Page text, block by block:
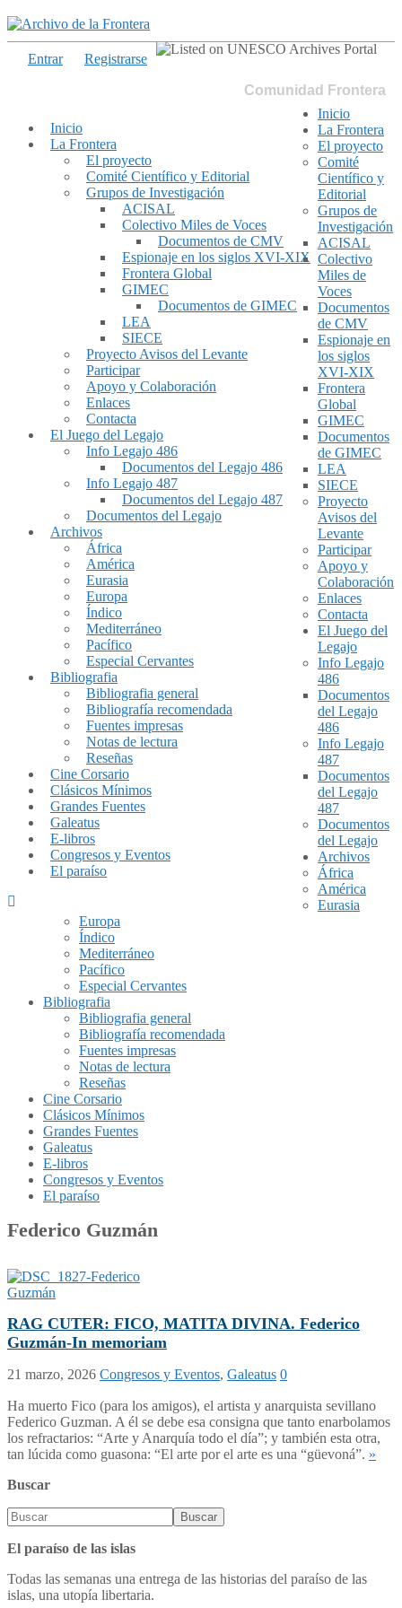
Comunidad Frontera
Inicio
La Frontera
El proyecto
Comité Científico y Editorial
Grupos de Investigación
ACISAL
Colectivo Miles de Voces
Documentos de CMV
Espionaje en los siglos XVI-XIX
Frontera Global
GIMEC
Documentos de GIMEC
LEA
SIECE
Proyecto Avisos del Levante
Participar
Apoyo y Colaboración
Enlaces
Contacta
El Juego del Legajo
Info Legajo 486
Documentos del Legajo 486
Info Legajo 487
Documentos del Legajo 487
Documentos del Legajo
Archivos
África
América
Eurasia
Europa
Índico
Mediterráneo
Pacífico
Especial Cervantes
Bibliografia
Bibliografia general
Bibliografía recomendada
Fuentes impresas
Notas de lectura
Reseñas
Cine Corsario
Clásicos Mínimos
Grandes Fuentes
Galeatus
E-libros
Congresos y Eventos
El paraíso
Entrar Registrarse
Inicio
La Frontera
El proyecto
Comité
Científico y
Editorial
Grupos de
Investigación
ACISAL
Colectivo
Miles de
Voces
Documentos
de CMV
Espionaje en
los siglos
XVI-XIX
Frontera
Global
GIMEC
Documentos
de GIMEC
LEA
SIECE
Proyecto
Avisos del
Levante
Participar
Apoyo y
Colaboración
Enlaces
Contacta
El Juego del
Legajo
Info Legajo
486
Documentos
del Legajo
486
Info Legajo
487
Documentos
del Legajo
487
Documentos
del Legajo
Archivos
África
América
Eurasia
Europa
Índico
Mediterráneo
Pacífico
Especial Cervantes
Bibliografia
Bibliografia general
Bibliografía recomendada
Fuentes impresas
Notas de lectura
Reseñas
Cine Corsario
Clásicos Mínimos
Grandes Fuentes
Galeatus
E-libros
Congresos y Eventos
El paraíso
Federico Guzmán
RAG CUTER: FICO, MATITA DIVINA. Federico
Guzmán-In memoriam
21 marzo, 2026 Congresos y Eventos, Galeatus 0
Ha muerto Fico (para los amigos), el artista y anarquista sevillano
Federico Guzman. A él se debe esa consigna que tanto enarbolamos
los refractarios: “Arte y Anarquía todo el día”; y también esta otra,
tan lúcida como guasona: “El arte por el arte es una “güevoná”. »
Buscar
El paraíso de las islas
Todas las semanas una entrega de las historias del paraíso de las
islas, una utopía libertaria.